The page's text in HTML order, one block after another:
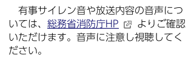
有事サイレン音や放送内容の音声につ
いては、 総務省消防庁HP
よりご確認
いただけます。音声に注意し視聴してく
ださい。